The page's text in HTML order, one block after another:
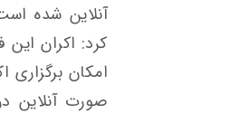
آنلاین شده
کرد: اکران
امکان برگزاری
صورت آنلاین